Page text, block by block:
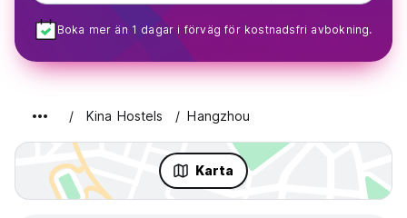
Boka mer än 1 dagar i förväg för kostnadsfri avbokning.
Kina Hostels Hangzhou
Karta